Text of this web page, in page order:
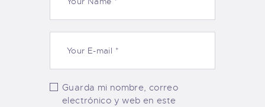
Guarda mi nombre, correo
electrónico y web en este